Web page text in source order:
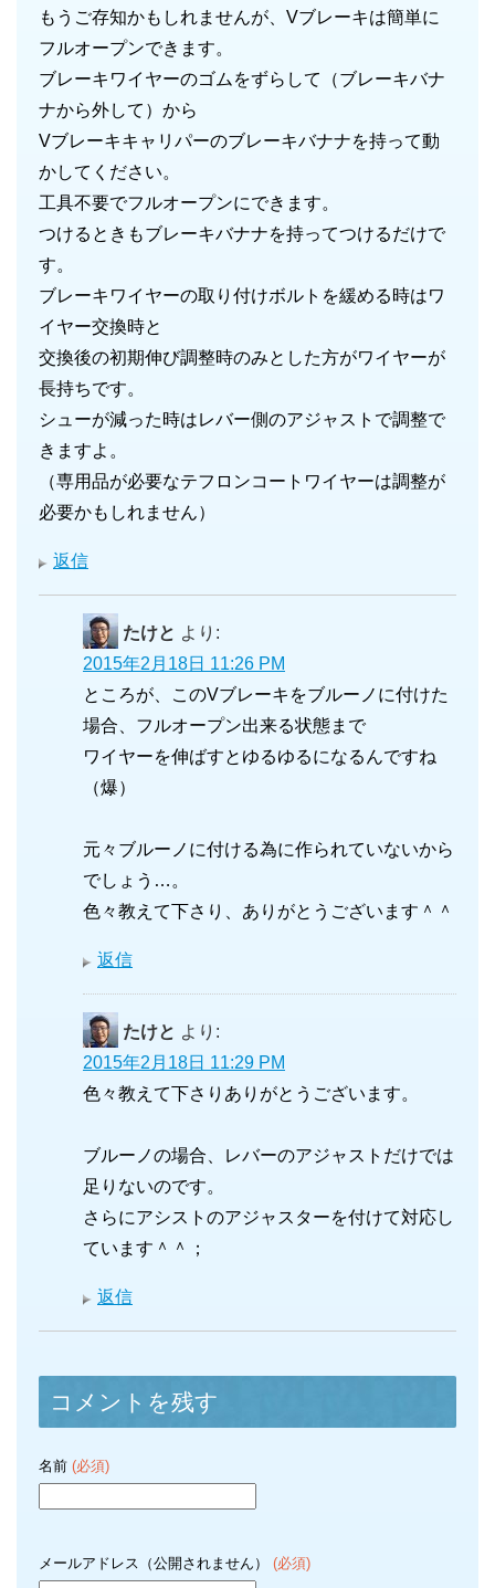
もうご存知かもしれませんが、Vブレーキは簡単に
フルオープンできます。
ブレーキワイヤーのゴムをずらして（ブレーキバナ
ナから外して）から
Vブレーキキャリパーのブレーキバナナを持って動
かしてください。
工具不要でフルオープンにできます。
つけるときもブレーキバナナを持ってつけるだけで
す。
ブレーキワイヤーの取り付けボルトを緩める時はワ
イヤー交換時と
交換後の初期伸び調整時のみとした方がワイヤーが
長持ちです。
シューが減った時はレバー側のアジャストで調整で
きますよ。
（専用品が必要なテフロンコートワイヤーは調整が
必要かもしれません）
返信
たけと より:
2015年2月18日 11:26 PM
ところが、このVブレーキをブルーノに付けた
場合、フルオープン出来る状態まで
ワイヤーを伸ばすとゆるゆるになるんですね
（爆）
元々ブルーノに付ける為に作られていないから
でしょう…。
色々教えて下さり、ありがとうございます＾＾
返信
たけと より:
2015年2月18日 11:29 PM
色々教えて下さりありがとうございます。
ブルーノの場合、レバーのアジャストだけでは
足りないのです。
さらにアシストのアジャスターを付けて対応し
ています＾＾；
返信
コメントを残す
名前 (必須)
メールアドレス（公開されません） (必須)